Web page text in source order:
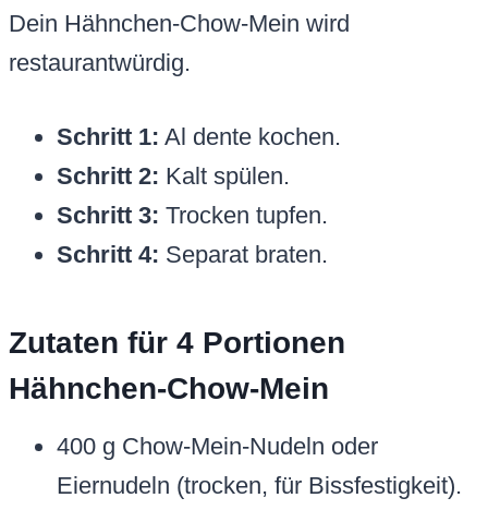
Dein Hähnchen-Chow-Mein wird
restaurantwürdig.
Schritt 1: Al dente kochen.
Schritt 2: Kalt spülen.
Schritt 3: Trocken tupfen.
Schritt 4: Separat braten.
Zutaten für 4 Portionen
Hähnchen-Chow-Mein
400 g Chow-Mein-Nudeln oder
Eiernudeln (trocken, für Bissfestigkeit).